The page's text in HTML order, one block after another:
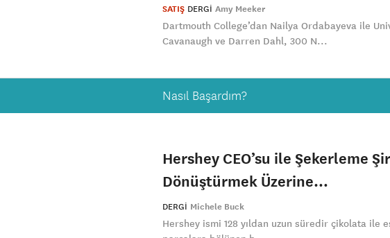
SATIŞ DERGI Amy Meeker
Dartmouth College’dan Nailya Ordabayeva ile
Cavanaugh ve Darren Dahl, 300 N...
Nasıl Başardım?
Hershey CEO’su ile Şekerleme
Dönüştürmek Üzerine…
DERGI Michele Buck
Hershey ismi 128 yıldan uzun süredir çikolata ile